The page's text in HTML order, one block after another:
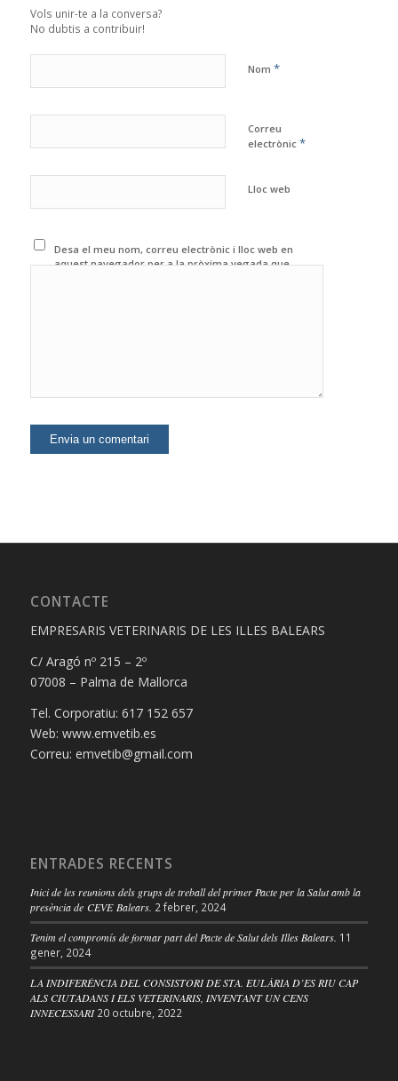
Vols unir-te a la conversa?
No dubtis a contribuir!
Nom *
Correu
electrònic *
Lloc web
Desa el meu nom, correu electrònic i lloc web en
aquest navegador per a la pròxima vegada que
CONTACTE
EMPRESARIS VETERINARIS DE LES ILLES BALEARS
C/ Aragó nº 215 – 2º
07008 – Palma de Mallorca
Tel. Corporatiu: 617 152 657
Web: www.emvetib.es
Correu: emvetib@gmail.com
ENTRADES RECENTS
Inici de les reunions dels grups de treball del primer Pacte per la Salut amb la
presència de CEVE Balears. 2 febrer, 2024
Tenim el compromís de formar part del Pacte de Salut dels Illes Balears. 11
gener, 2024
LA INDIFERÈNCIA DEL CONSISTORI DE STA. EULÀRIA D’ES RIU CAP
ALS CIUTADANS I ELS VETERINARIS, INVENTANT UN CENS
INNECESSARI 20 octubre, 2022